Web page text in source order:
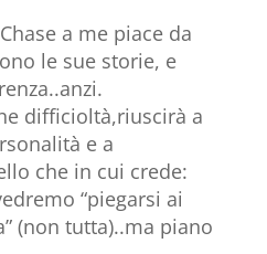
a me piace da
le sue storie, e
difficioltà,riuscirà a
e a
che in cui crede:
“piegarsi ai
(non tutta)..ma piano